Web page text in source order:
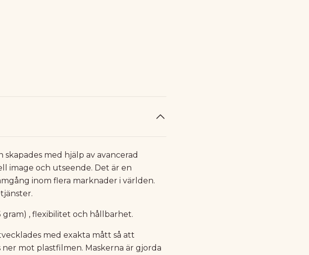
skapades med hjälp av avancerad
image och utseende. Det är en
inom flera marknader i världen.
, flexibilitet och hållbarhet.
med exakta mått så att
mot plastfilmen. Maskerna är gjorda